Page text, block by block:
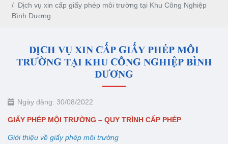
Dịch vụ xin cấp giấy phép môi trường tại Khu Công Nghiệp
Bình Dương
DỊCH VỤ XIN CẤP GIẤY PHÉP MÔI
TRƯỜNG TẠI KHU CÔNG NGHIỆP BÌNH
DƯƠNG
Ngày đăng: 30/08/2022
GIẤY PHÉP MỘI TRƯỜNG – QUY TRÌNH CẤP PHÉP
Giới thiệu về giấy phép môi trường